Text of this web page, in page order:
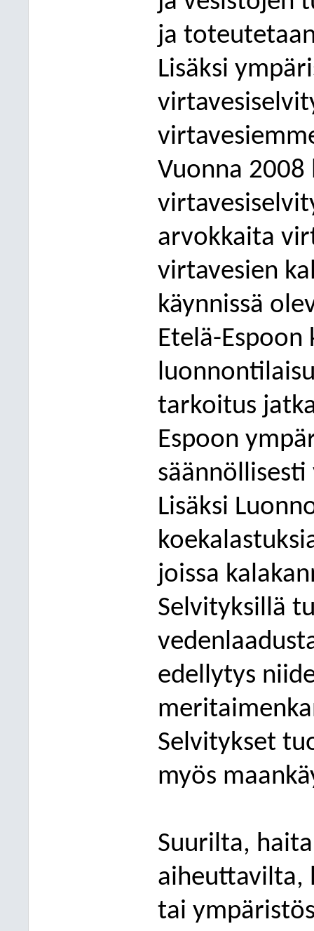
ja
Lisäksi
vir
Vuonna 2008
arvokkaita
virtavesien
käynnissä
Etelä-
tarkoitus
Espoon
Lisäksi
joissa kalaka
Selvityksillä
edellytys
Selvitykset
myös
Suurilta,
aiheuttavilta,
tai